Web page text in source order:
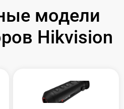
модели
Hikvision